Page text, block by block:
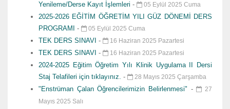
Yenileme/Derse Kayıt İşlemleri - 05 Eylül 2025 Cuma
2025-2026 EĞİTİM ÖĞRETİM YILI GÜZ DÖNEMİ DERS
PROGRAMI - 05 Eylül 2025 Cuma
TEK DERS SINAVI - 16 Haziran 2025 Pazartesi
TEK DERS SINAVI - 16 Haziran 2025 Pazartesi
2024-2025 Eğitim Öğretim Yılı Klinik Uygulama II Dersi
Staj Telafileri için tıklayınız. - 28 Mayıs 2025 Çarşamba
"Enstrüman Çalan Öğrencilerimizin Belirlenmesi" -
27
Mayıs 2025 Salı